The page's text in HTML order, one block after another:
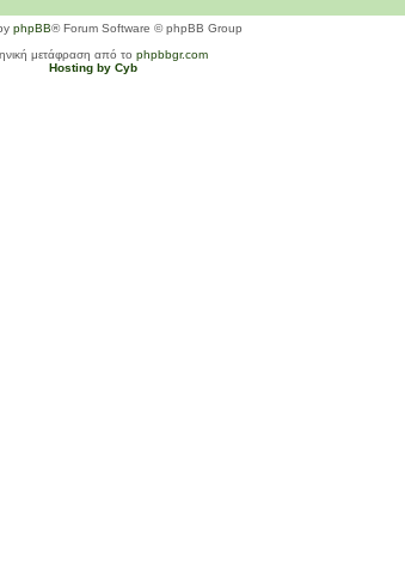
phpBB® Forum Software © phpBB Group
μετάφραση από το phpbbgr.com
Hosting by Cyb